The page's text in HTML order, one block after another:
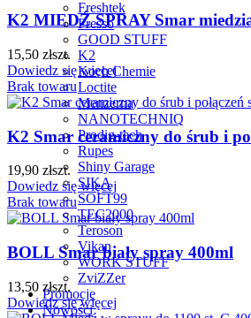
Freshtek
Fresso
GOOD STUFF
K2
Koch Chemie
Loctite
Menzerna
NANOTECHNIQ
Prodig-tech
Rupes
Shiny Garage
SIKA
SOFT99
TEC2000
Teroson
Vikan
WORK STUFF
ZviZZer
Promocje
Nowości
K2 MIEDŹ SPRAY Smar
15,50 złszt.
Dowiedz się więcej
Brak towaru
K2 Smar ceramiczny do śrub i
19,90 złszt.
Dowiedz się więcej
Brak towaru
BOLL Smar biały spray 400ml
13,50 złszt.
Dowiedz się więcej